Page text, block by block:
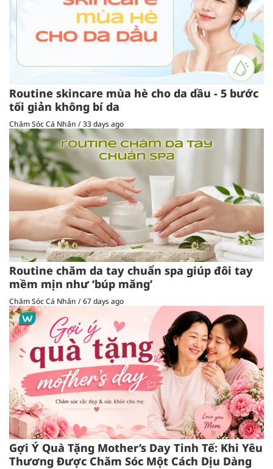
Routine skincare mùa hè cho da dầu - 5 bước
tối giản không bí da
Chăm Sóc Cá Nhân /33 days ago
Routine chăm da tay chuẩn spa giúp đôi tay
mềm mịn như ‘búp măng’
Chăm Sóc Cá Nhân /67 days ago
Gợi Ý Quà Tặng Mother’s Day Tinh Tế: Khi Yêu
Thương Được Chăm Sóc Một Cách Dịu Dàng